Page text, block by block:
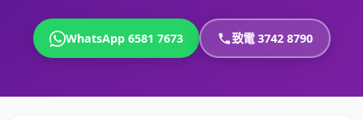
WhatsApp 6581 7673 致電 3742 8790